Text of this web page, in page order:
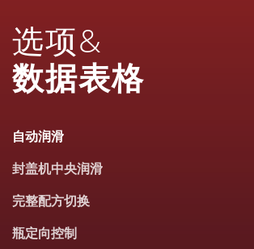
选项&
数据表格
自动润滑
封盖机中央润滑
完整配方切换
瓶定向控制